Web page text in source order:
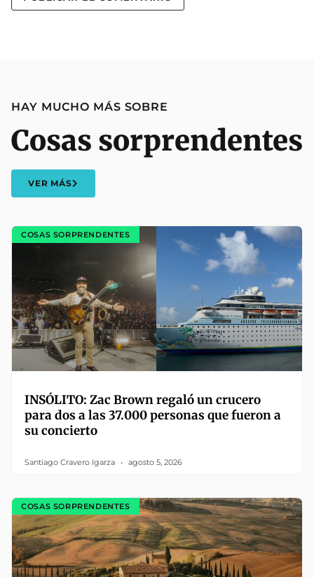
HAY MUCHO MÁS SOBRE
Cosas sorprendentes
VER MÁS
COSAS SORPRENDENTES
INSÓLITO: Zac Brown regaló un crucero
para dos a las 37.000 personas que fueron a
su concierto
Santiago Cravero Igarza agosto 5, 2026
COSAS SORPRENDENTES